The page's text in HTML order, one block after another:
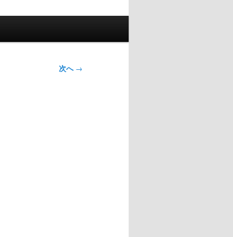
次へ→